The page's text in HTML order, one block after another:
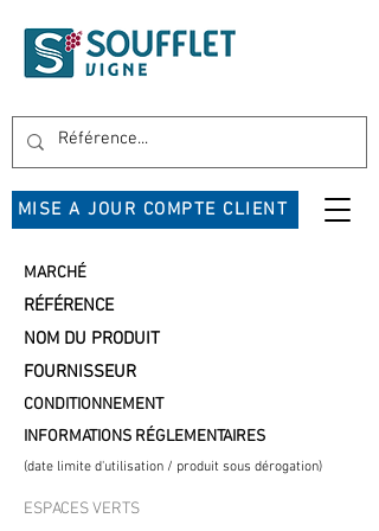
MISE A JOUR COMPTE CLIENT
MARCHÉ
RÉFÉRENCE
NOM DU PRODUIT
FOURNISSEUR
CONDITIONNEMENT
INFORMATIONS RÉGLEMENTAIRES
(date limite d'utilisation / produit sous dérogation)
ESPACES VERTS